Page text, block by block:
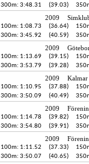
300m: 3:48.31 (39.03)
2009
100m: 1:08.73 (36.64)
300m: 3:45.92 (40.59)
2009
100m: 1:13.69 (39.15)
300m: 3:53.79 (39.28)
2009 Kalmar
100m: 1:10.95 (37.88)
300m: 3:50.09 (40.49)
2009
100m: 1:14.78 (39.82)
300m: 3:54.80 (39.91)
2009
100m: 1:11.52 (37.33)
300m: 3:50.07 (40.65)